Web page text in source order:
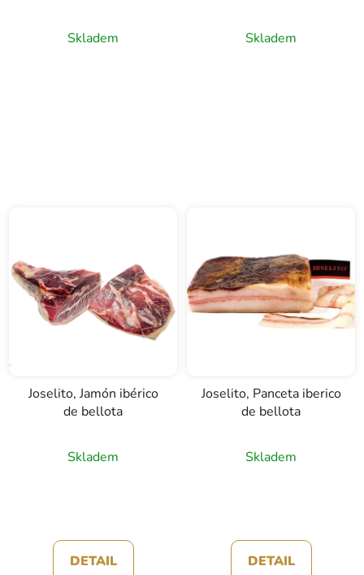
Skladem Skladem
Joselito, Jamón ibérico
de bellota
hodnocení
z
Skladem
DETAIL
Joselito, Panceta iberico
de bellota
Skladem
DETAIL